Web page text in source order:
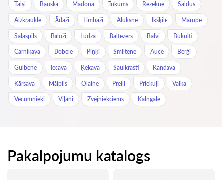
Talsi Bauska Madona Tukums Rēzekne Saldus
Aizkraukle Ādaži Limbaži Alūksne Ikšķile Mārupe
Salaspils Baloži Ludza Baltezers Balvi Bukulti
Carnikava Dobele Piņķi Smiltene Auce Berģi
Gulbene Iecava Ķekava Saulkrasti Kandava
Kārsava Mālpils Olaine Preiļi Priekuļi Valka
Vecumnieki Viļāni Zvejniekciems Kalngale
Pakalpojumu katalogs